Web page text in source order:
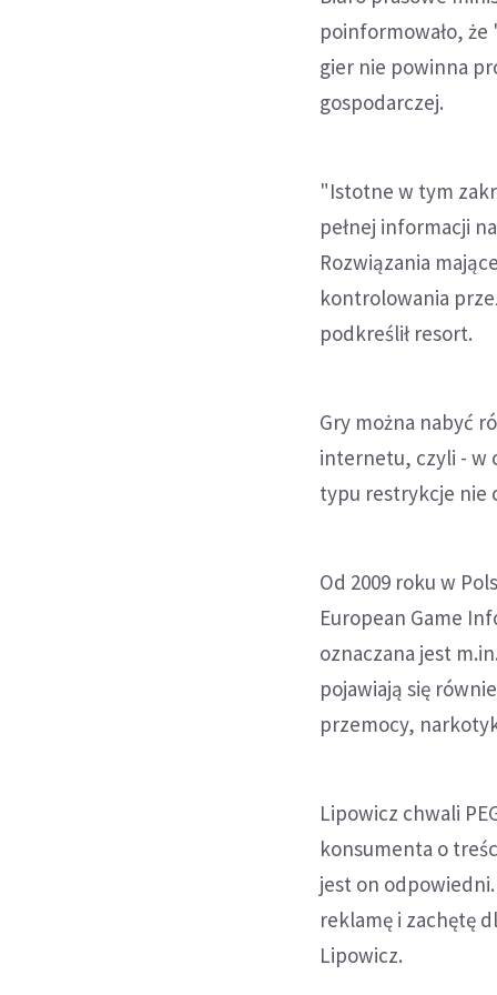
poinformowało,
gier nie powinna
gospodarczej.
"Istotne w tym
pełnej informacji
Rozwiązania
kontrolowania
podkreślił resort.
Gry można nabyć
internetu, czyli - w
typu restrykcje nie
Od 2009 roku w
European Game
oznaczana jest
pojawiają się
przemocy,
Lipowicz chwali
konsumenta o
jest on
reklamę i zachętę
Lipowicz.